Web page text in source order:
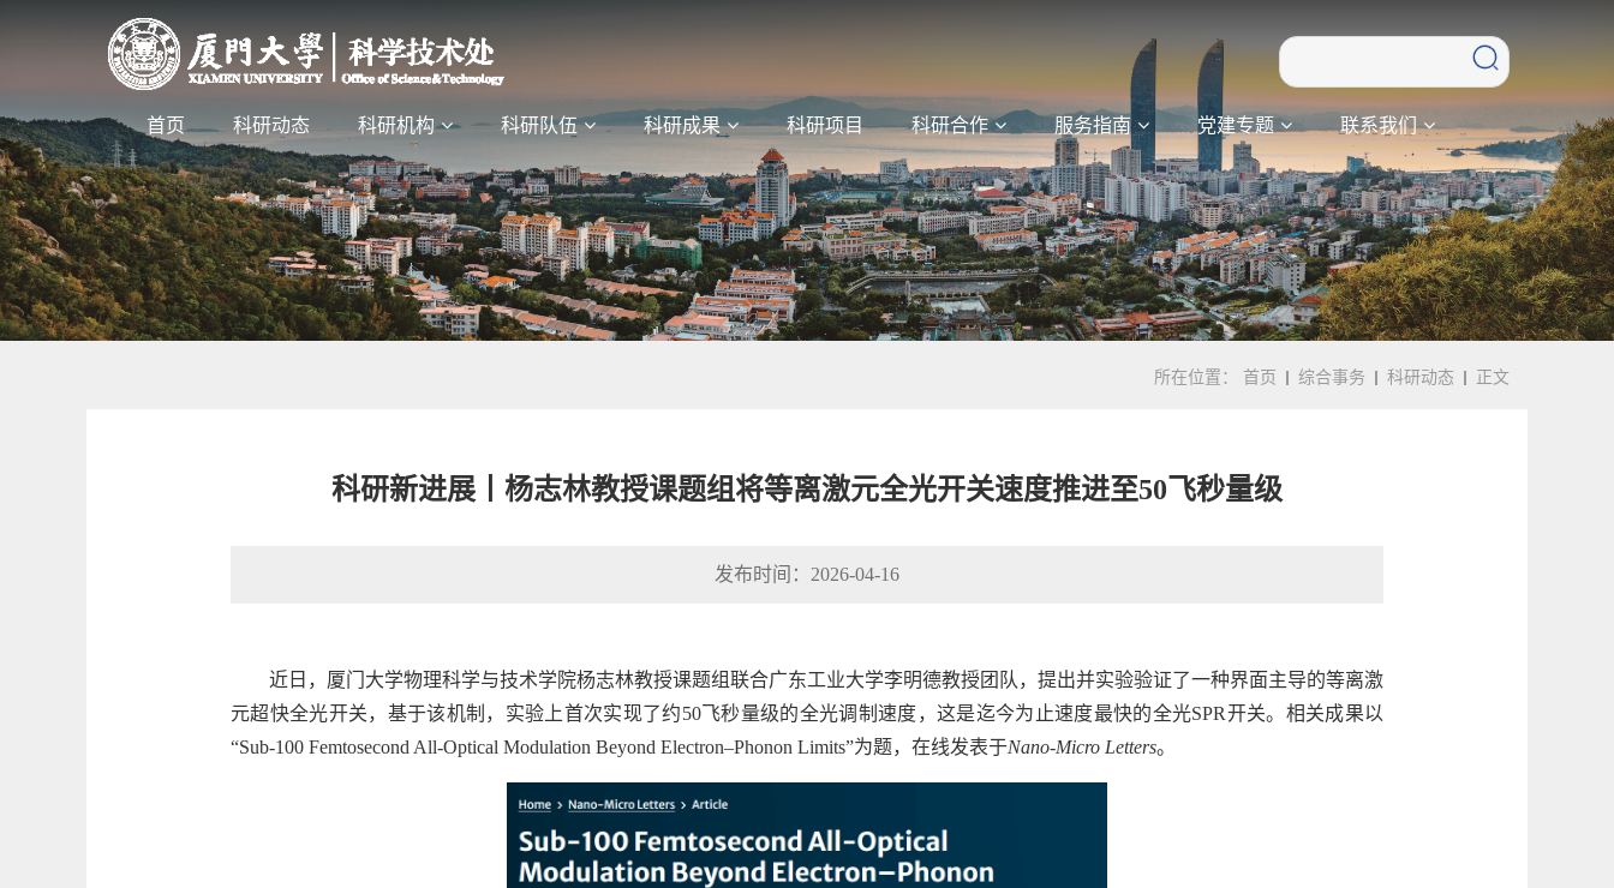
首页 科研动态 科研机构 科研队伍 科研成果 科研项目 科研合作 服务指南 党建专题 联系我们
所在位置： 首页 综合事务 科研动态 正文
科研新进展丨杨志林教授课题组将等离激元全光开关速度推进至50飞秒量级
发布时间：2026-04-16
近日，厦门大学物理科学与技术学院杨志林教授课题组联合广东工业大学李明德教授团队，提出并实验验证了一种界面主导的等离激
元超快全光开关，基于该机制，实验上首次实现了约50飞秒量级的全光调制速度，这是迄今为止速度最快的全光SPR开关。相关成果以
“Sub-100 Femtosecond All-Optical Modulation Beyond Electron–Phonon Limits”为题，在线发表于Nano-Micro Letters。